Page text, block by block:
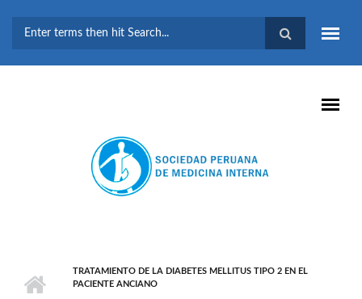
BÚSQUEDA
TRATAMIENTO DE LA DIABETES MELLITUS TIPO 2 EN EL
PACIENTE ANCIANO